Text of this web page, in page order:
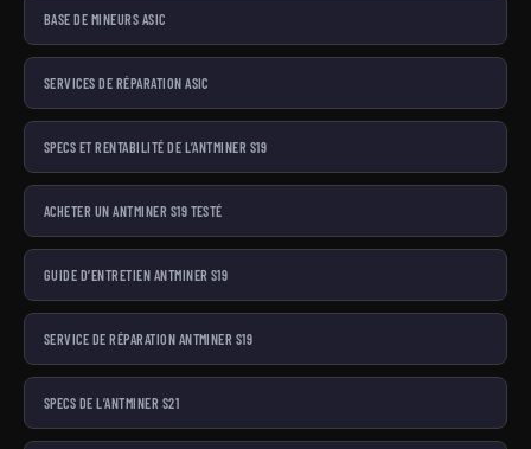
BASE DE MINEURS ASIC
SERVICES DE RÉPARATION ASIC
SPECS ET RENTABILITÉ DE L’ANTMINER S19
ACHETER UN ANTMINER S19 TESTÉ
GUIDE D’ENTRETIEN ANTMINER S19
SERVICE DE RÉPARATION ANTMINER S19
SPECS DE L’ANTMINER S21